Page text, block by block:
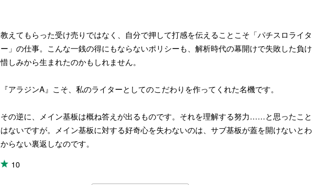
教えてもらった受け売りではなく、自分で押して打感を伝えることこそ「パチスロライタ
ー」の仕事。こんな一銭の得にもならないポリシーも、解析時代の幕開けで失敗した負け
惜しみから生まれたのかもしれません。
『アラジンA』こそ、私のライターとしてのこだわりを作ってくれた名機です。
その逆に、メイン基板は概ね答えが出るものです。それを理解する努力……と思ったこと
はないですが。メイン基板に対する好奇心を失わないのは、サブ基板が蓋を開けないとわ
からない裏返しなのです。
10